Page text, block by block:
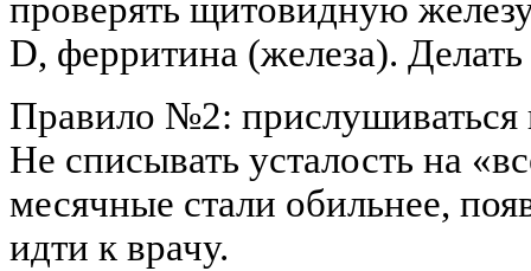
проверять щитовидную
D, ферритина (железа).
Правило №2: прислушиваться
Не списывать усталость на
месячные стали обильнее,
идти к врачу.